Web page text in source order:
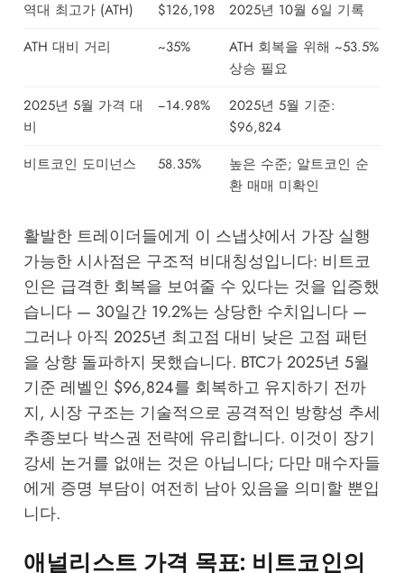
역대 최고가 (ATH)
$126,198
2025년 10월 6일 기록
ATH 대비 거리
~35%
ATH 회복을 위해 ~53.5%
상승 필요
2025년 5월 가격 대
비
−14.98%
2025년 5월 기준:
$96,824
비트코인 도미넌스
58.35%
높은 수준; 알트코인 순
환 매매 미확인
활발한 트레이더들에게 이 스냅샷에서 가장 실행
가능한 시사점은 구조적 비대칭성입니다: 비트코
인은 급격한 회복을 보여줄 수 있다는 것을 입증했
습니다 — 30일간 19.2%는 상당한 수치입니다 —
그러나 아직 2025년 최고점 대비 낮은 고점 패턴
을 상향 돌파하지 못했습니다. BTC가 2025년 5월
기준 레벨인 $96,824를 회복하고 유지하기 전까
지, 시장 구조는 기술적으로 공격적인 방향성 추세
추종보다 박스권 전략에 유리합니다. 이것이 장기
강세 논거를 없애는 것은 아닙니다; 다만 매수자들
에게 증명 부담이 여전히 남아 있음을 의미할 뿐입
니다.
애널리스트 가격 목표: 비트코인의